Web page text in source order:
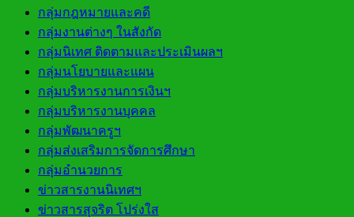
กลุ่มกฎหมายและคดี
กลุ่มงานต่างๆ ในสังกัด
กลุ่มนิเทศ ติดตามและประเมินผลฯ
กลุ่มนโยบายและแผน
กลุ่มบริหารงานการเงินฯ
กลุ่มบริหารงานบุคคล
กลุ่มพัฒนาครูฯ
กลุ่มส่งเสริมการจัดการศึกษา
กลุ่มอำนวยการ
ข่าวสารงานนิเทศฯ
ข่าวสารสุจริต โปร่งใส